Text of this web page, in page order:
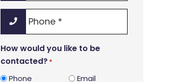
Phone
How would you like to be
contacted? *
Phone Email